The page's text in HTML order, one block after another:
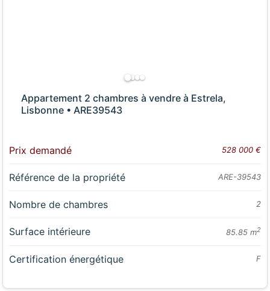
Appartement 2 chambres à vendre à Estrela,
Lisbonne • ARE39543
Prix demandé 528 000 €
Référence de la propriété ARE-39543
Nombre de chambres 2
Surface intérieure 85.85 m2
Certification énergétique F